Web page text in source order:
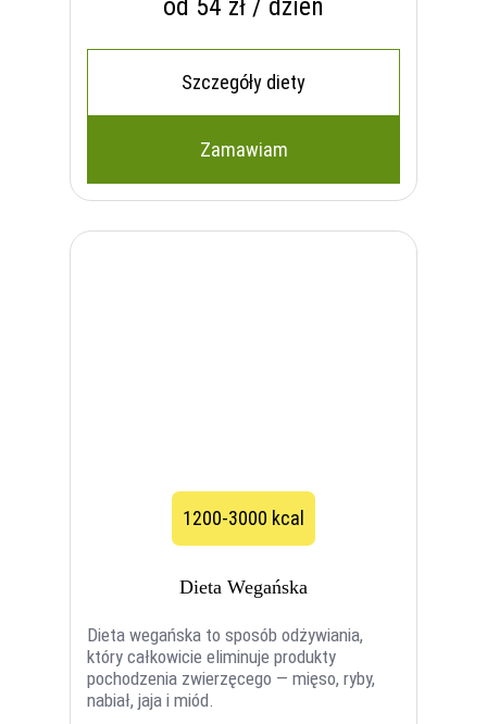
od 54 zł / dzień
Szczegóły diety
Zamawiam
1200-3000 kcal
Dieta Wegańska
Dieta wegańska to sposób odżywiania,
który całkowicie eliminuje produkty
pochodzenia zwierzęcego — mięso, ryby,
nabiał, jaja i miód.